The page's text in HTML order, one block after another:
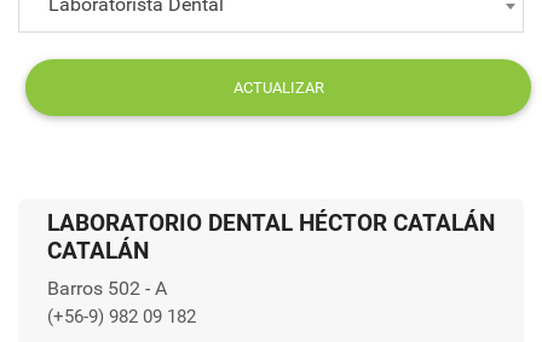
Laboratorista Dental
ACTUALIZAR
LABORATORIO DENTAL HÉCTOR CATALÁN
CATALÁN
Barros 502 - A
(+56-9) 982 09 182